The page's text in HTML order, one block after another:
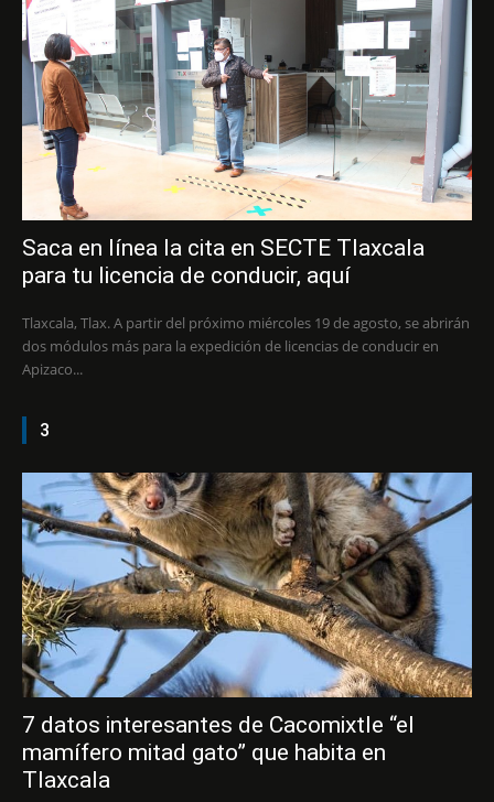
Saca en línea la cita en SECTE Tlaxcala
para tu licencia de conducir, aquí
Tlaxcala, Tlax. A partir del próximo miércoles 19 de agosto, se abrirán
dos módulos más para la expedición de licencias de conducir en
Apizaco...
3
7 datos interesantes de Cacomixtle “el
mamífero mitad gato” que habita en
Tlaxcala